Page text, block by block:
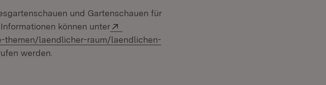
und Gartenschauen für
können unter
laendlicher-raum/laendlichen-
in neuem Fenster)
werden.